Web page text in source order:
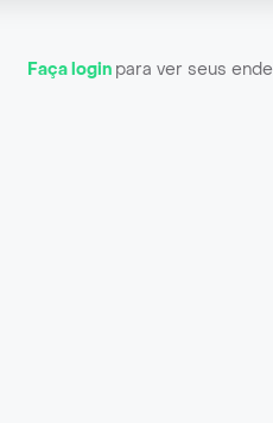
Faça login para ver seus